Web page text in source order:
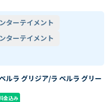
ターテイメント
ターテイメント
ルラ グリジア/ラ ペルラ グリー
金込み